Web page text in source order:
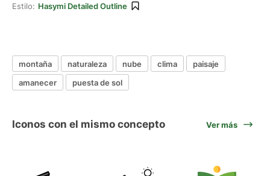
Estilo: Hasymi Detailed Outline
montaña naturaleza nube clima
paisaje
amanecer
puesta de sol
Iconos con el mismo concepto Ver más